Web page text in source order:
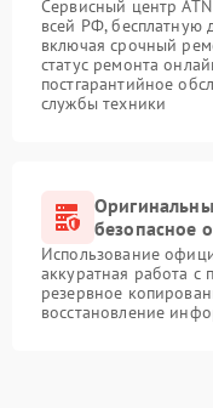
Сервисный центр
всей РФ, бесплатную
включая срочный
статус ремонта
постгарантийное
службы техники
безопасное
Использование
аккуратная работа с
резервное
восстановление